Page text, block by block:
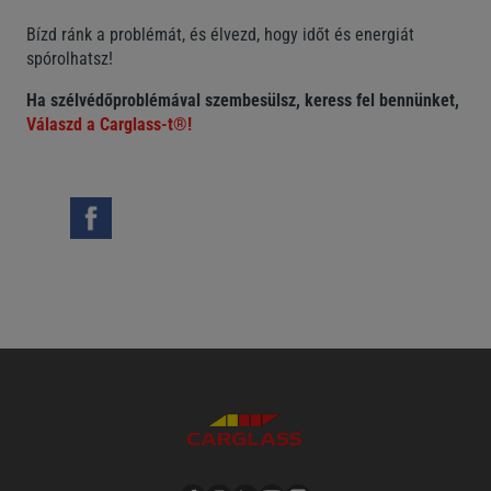
Bízd ránk a problémát, és élvezd, hogy időt és energiát
spórolhatsz!
Ha szélvédőproblémával szembesülsz, keress fel bennünket,
Válaszd a Carglass-t®!